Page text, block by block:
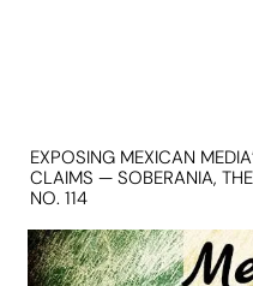
EXPOSING MEXICAN
CLAIMS — SOBERANIA,
NO. 114